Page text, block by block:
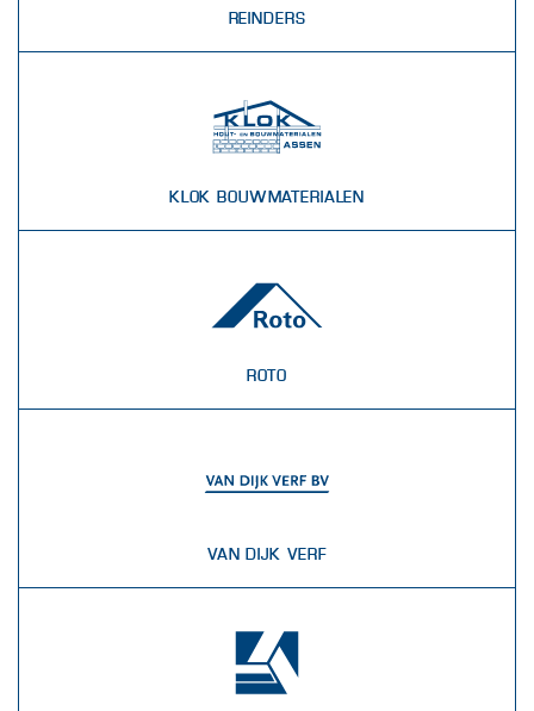
REINDERS
KLOK BOUWMATERIALEN
ROTO
VAN DIJK VERF